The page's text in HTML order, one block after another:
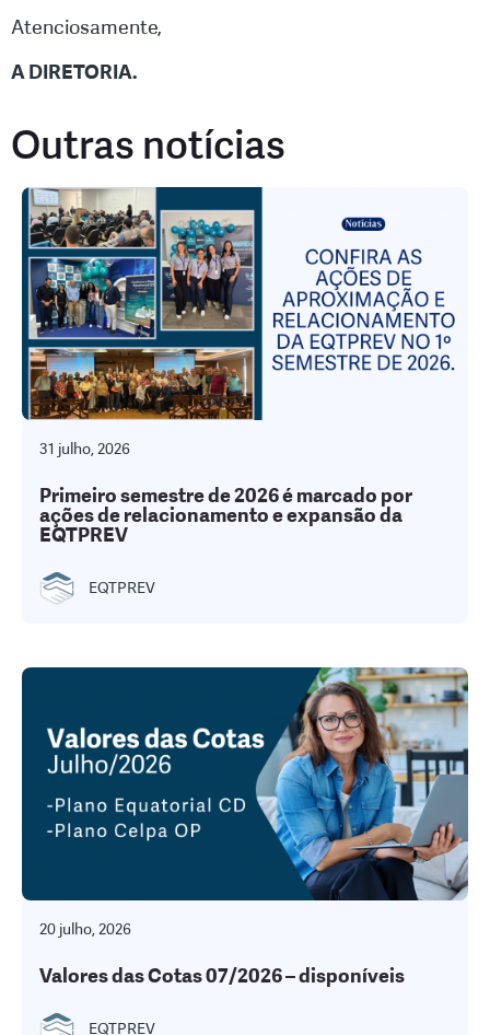
Atenciosamente,
A DIRETORIA.
Outras notícias
31 julho, 2026
Primeiro semestre de 2026 é marcado por
ações de relacionamento e expansão da
EQTPREV
EQTPREV
20 julho, 2026
Valores das Cotas 07/2026 – disponíveis
EQTPREV